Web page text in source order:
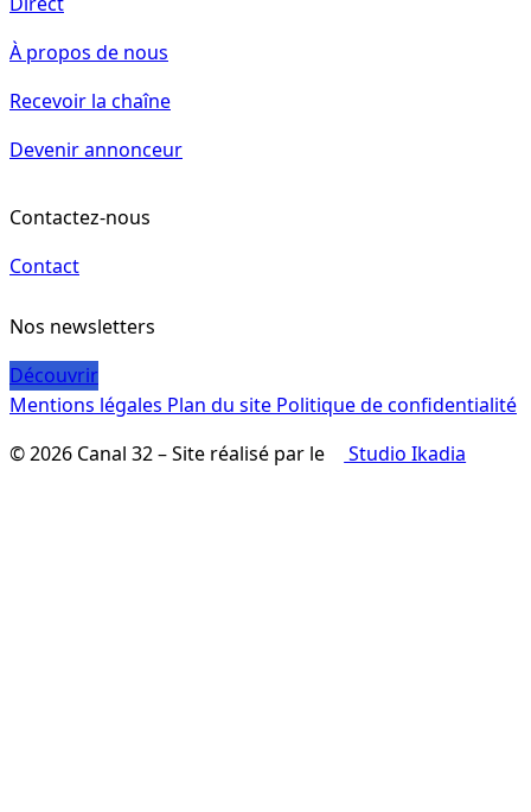
À propos de nous
Recevoir la chaîne
Devenir annonceur
Contactez-nous
Contact
Nos newsletters
Découvrir
Mentions légales Plan du site Politique de confidentialité
© 2026 Canal 32 – Site réalisé par le
Studio Ikadia